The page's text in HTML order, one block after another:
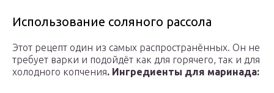
Использование соляного рассола
Этот рецепт один из самых распространённых. Он не
требует варки и подойдёт как для горячего, так и для
холодного копчения. Ингредиенты для маринада: